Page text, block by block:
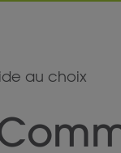
au choix